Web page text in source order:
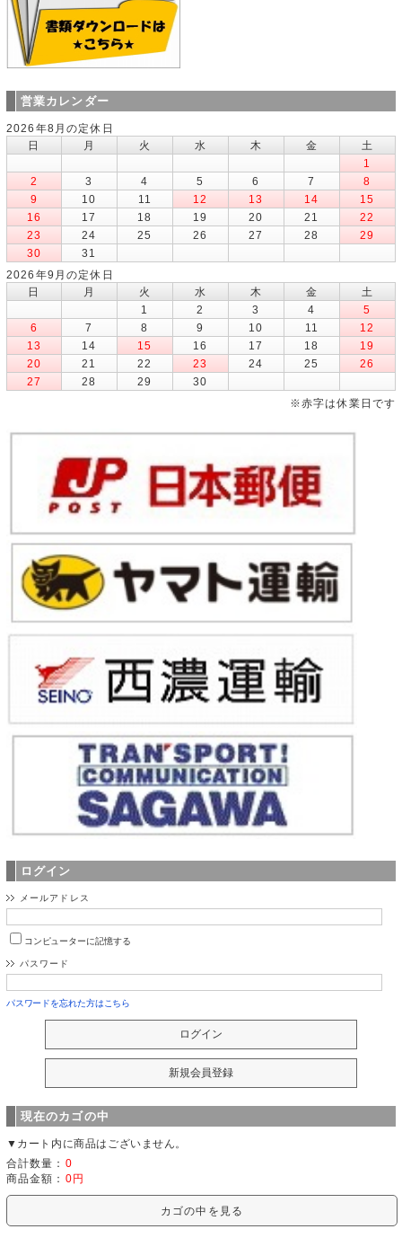
営業カレンダー
2026年8月の定休日
日
月 火 水 木 金
土
1
2
3 4 5 6 7
8
9
10 11 12 13 14
15
16
17 18 19 20 21
22
23
24 25 26 27 28
29
30
31
2026年9月の定休日
日
月 火 水 木 金
土
1
2 3 4
5
6
7 8 9 10 11
12
13
14 15 16 17 18
19
20
21 22 23 24 25
26
27
28 29
30
※赤字は休業日です
ログイン
メールアドレス
コンピューターに記憶する
パスワード
パスワードを忘れた方はこちら
現在のカゴの中
▼カート内に商品はございません。
合計数量： 0
商品金額： 0円
カゴの中を見る